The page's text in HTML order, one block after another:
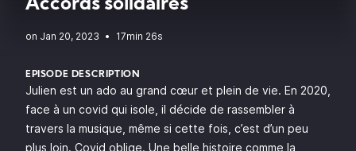
Accords solidaires
• 17min 26s
EPISODE DESCRIPTION
Julien est un ado au grand cœur et plein de vie. En 2020,
face à un covid qui isole, il décide de rassembler à
travers la musique, même si cette fois, c’est d’un peu
plus loin. Covid oblige. Une belle histoire comme la